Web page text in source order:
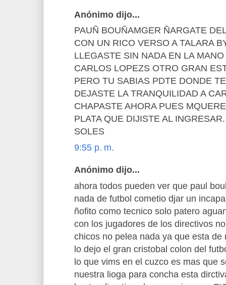
Anónimo dijo...
PAUÑ BOUÑAMGER ÑARGATE
CON UN RICO VERSO A TALARA
LLEGASTE SIN NADA EN LA
CARLOS LOPEZS OTRO GRAN
PERO TU SABIAS PDTE DONDE
DEJASTE LA TRANQUILIDAD A
CHAPASTE AHORA PUES
PLATA QUE DIJISTE AL
SOLES
9:55 p. m.
Anónimo dijo...
ahora todos pueden ver que paul
nada de futbol cometio djar un
ñofito como tecnico solo patero
con los jugadores de los directivos
chicos no pelea nada ya que esta
lo dejo el gran cristobal colon del
lo que vims en el cuzco es mas que
nuestra lioga para concha esta